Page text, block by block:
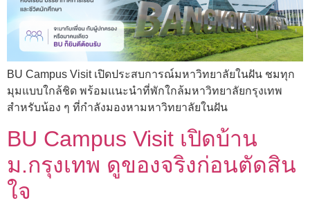
BU Campus Visit เปิดประสบการณ์มหาวิทยาลัยในฝัน ชมทุก
มุมแบบใกล้ชิด พร้อมแนะนำที่พักใกล้มหาวิทยาลัยกรุงเทพ
สำหรับน้อง ๆ ที่กำลังมองหามหาวิทยาลัยในฝัน
BU Campus Visit เปิดบ้าน
ม.กรุงเทพ ดูของจริงก่อนตัดสิน
ใจ